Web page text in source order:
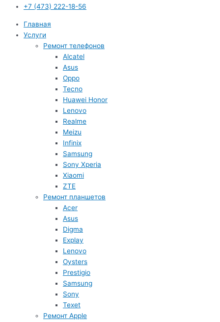
+7 (473) 222-18-56
Главная
Услуги
Ремонт телефонов
Alcatel
Asus
Oppo
Tecno
Huawei Honor
Lenovo
Realme
Meizu
Infinix
Samsung
Sony Xperia
Xiaomi
ZTE
Ремонт планшетов
Acer
Asus
Digma
Explay
Lenovo
Oysters
Prestigio
Samsung
Sony
Texet
Ремонт Apple